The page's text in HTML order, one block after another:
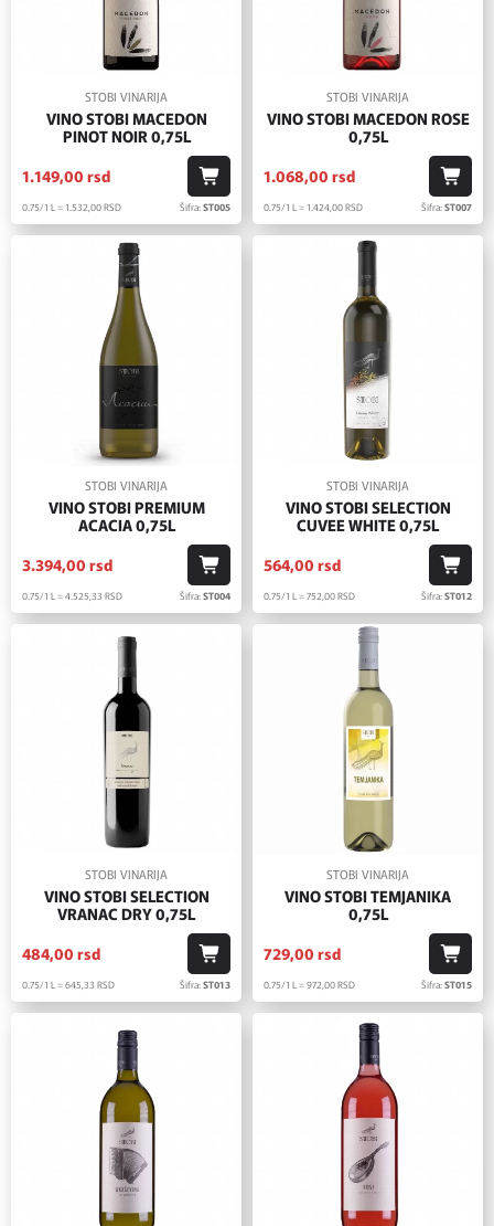
STOBI VINARIJA
VINO STOBI MACEDON
PINOT NOIR 0,75L
1.149,00 rsd
0.75/1 L = 1.532,00RSD Šifra:ST005
STOBI VINARIJA
VINO STOBI MACEDON ROSE
0,75L
1.068,00 rsd
0.75/1 L = 1.424,00RSD Šifra:ST007
STOBI VINARIJA
VINO STOBI PREMIUM
ACACIA 0,75L
3.394,00 rsd
0.75/1 L = 4.525,33 RSD Šifra:ST004
STOBI VINARIJA
VINO STOBI SELECTION
CUVEE WHITE 0,75L
564,00 rsd
0.75/1 L = 752,00RSD Šifra:ST012
STOBI VINARIJA
VINO STOBI SELECTION
VRANAC DRY 0,75L
484,00 rsd
0.75/1 L = 645,33 RSD Šifra:ST013
STOBI VINARIJA
VINO STOBI TEMJANIKA
0,75L
729,00 rsd
0.75/1 L = 972,00RSD Šifra:ST015